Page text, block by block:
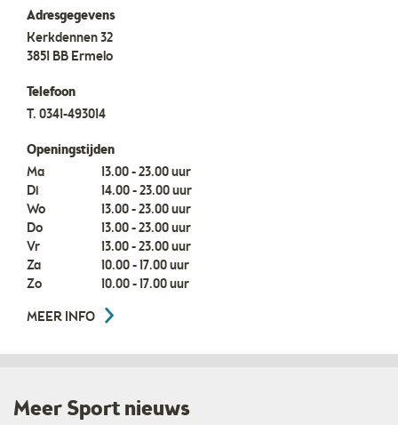
Adresgegevens
Kerkdennen 32
3851 BB Ermelo
Telefoon
T. 0341-493014
Openingstijden
Ma
13.00 - 23.00 uur
Di
14.00 - 23.00 uur
Wo
13.00 - 23.00 uur
Do
13.00 - 23.00 uur
Vr
13.00 - 23.00 uur
Za
10.00 - 17.00 uur
Zo
10.00 - 17.00 uur
MEER INFO
Meer Sport nieuws